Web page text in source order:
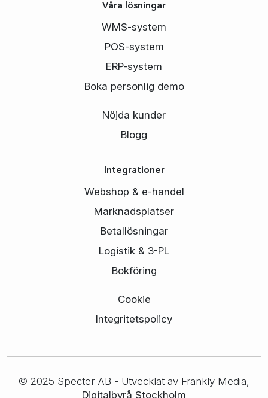
Våra lösningar
WMS-system
POS-system
ERP-system
Boka personlig demo
Nöjda kunder
Blogg
Integrationer
Webshop & e-handel
Marknadsplatser
Betallösningar
Logistik & 3-PL
Bokföring
Cookie
Integritetspolicy
© 2025 Specter AB - Utvecklat av Frankly Media,
Digitalbyrå Stockholm